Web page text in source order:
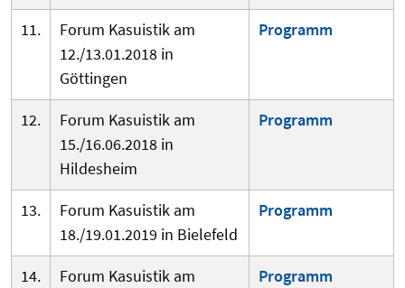
11.
Forum Kasuistik am
12./13.01.2018 in
Göttingen
Programm
12.
Forum Kasuistik am
15./16.06.2018 in
Hildesheim
Programm
13.
Forum Kasuistik am
18./19.01.2019 in Bielefeld
Programm
14.
Forum Kasuistik am
Programm